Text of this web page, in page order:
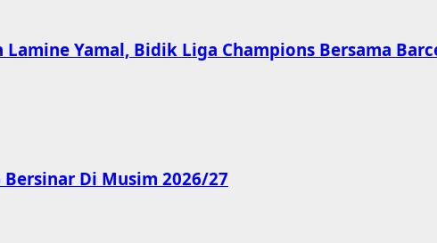
Yamal, Bidik Liga Champions Bersama
Di Musim 2026/27